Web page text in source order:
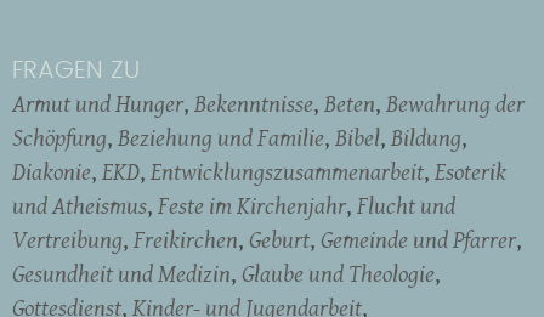
FRAGEN ZU
Armut und Hunger Bekenntnisse Beten Bewahrung der
Schöpfung Beziehung und Familie Bibel Bildung
Diakonie EKD Entwicklungszusammenarbeit Esoterik
und Atheismus Feste im Kirchenjahr Flucht und
Vertreibung Freikirchen Geburt Gemeinde und Pfarrer
Gesundheit und Medizin Glaube und Theologie
Gottesdienst Kinder- und Jugendarbeit